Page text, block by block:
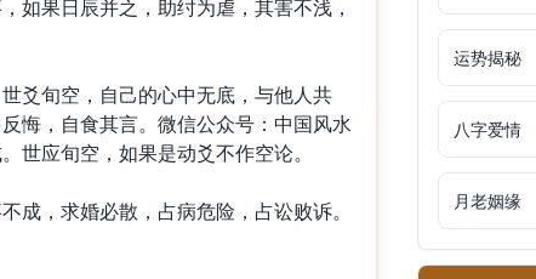
果日辰并之，助纣为虐，其害不浅，
旬空，自己的心中无底，与他人共
悔，自食其言。微信公众号：中国风水
世应旬空，如果是动爻不作空论。
，求婚必散，占病危险，占讼败诉。
运势揭秘
八字爱情
月老姻缘